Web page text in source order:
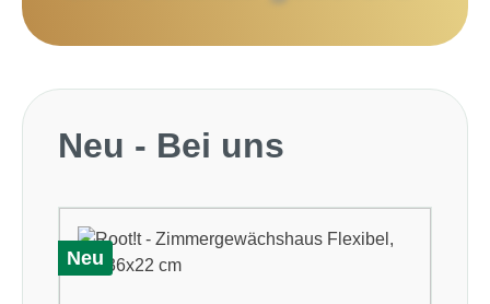
Produktgalerie überspringen
Neu - Bei uns
Neu